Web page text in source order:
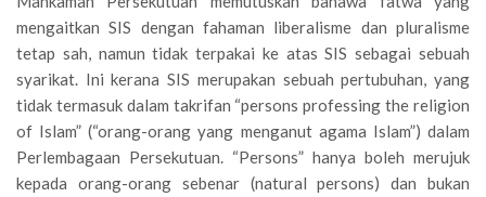
mengaitkan SIS dengan fahaman liberalisme dan pluralisme
tetap sah, namun tidak terpakai ke atas SIS sebagai sebuah
syarikat. Ini kerana SIS merupakan sebuah pertubuhan, yang
tidak termasuk dalam takrifan “persons professing the religion
of Islam” (“orang-orang yang menganut agama Islam”) dalam
Perlembagaan Persekutuan. “Persons” hanya boleh merujuk
kepada orang-orang sebenar (natural persons) dan bukan